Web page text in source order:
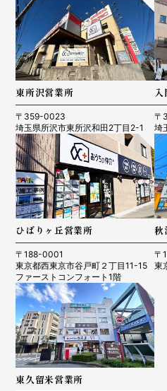
東所沢営業所
〒359-0023
埼玉県所沢市東所沢和田2丁目2-1
〒
埼
ひばりヶ丘営業所
〒188-0001
東京都西東京市谷戸町２丁目11-15
ファーストコンフォート1階
秋
〒
東
東久留米営業所